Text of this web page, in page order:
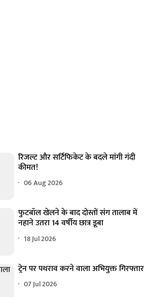
रिजल्ट और सर्टिफिकेट के बदले मांगी गंदी
कीमत!
06 Aug 2026
फुटबॉल खेलने के बाद दोस्तों संग तालाब में
नहाने उतरा 14 वर्षीय छात्र डूबा
18 Jul 2026
ट्रेन पर पथराव करने वाला अभियुक्त गिरफ्तार
07 Jul 2026